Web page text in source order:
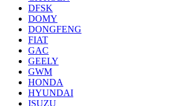
DFSK
DOMY
DONGFENG
FIAT
GAC
GEELY
GWM
HONDA
HYUNDAI
ISUZU